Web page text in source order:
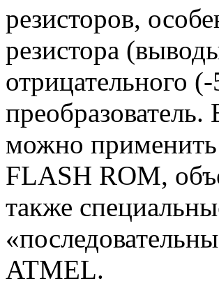
резисторов,
резистора
отрицательного
можно
FLASH ROM,
также
ATMEL.